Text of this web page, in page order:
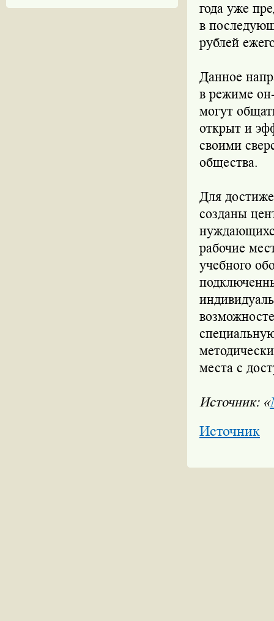
года уже
в
рублей
Данное
в режиме
могут
открыт и
своими
общества.
Для
созданы
рабочие
учебного
места с
Источник: «
Источник